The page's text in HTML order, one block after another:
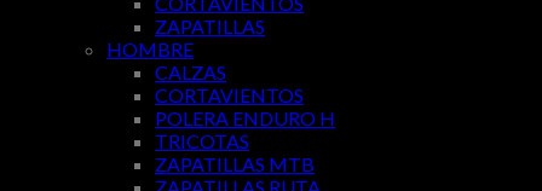
ZAPATILLAS
HOMBRE
CALZAS
CORTAVIENTOS
POLERA ENDURO H
TRICOTAS
ZAPATILLAS MTB